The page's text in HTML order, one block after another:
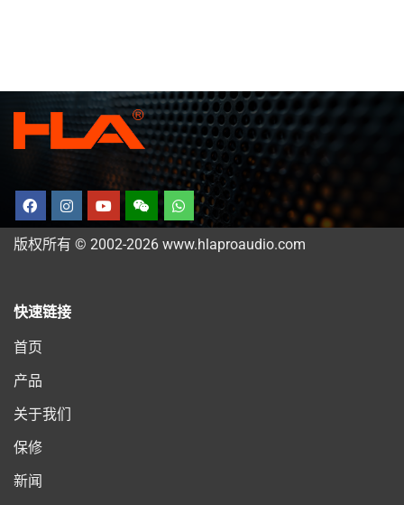
版权所有 © 2002-2026 www.hlaproaudio.com
快速链接
首页
产品
关于我们
保修
新闻